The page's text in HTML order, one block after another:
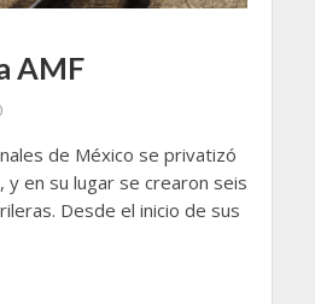
AMF
de México se privatizó
en su lugar se crearon seis
Desde el inicio de sus